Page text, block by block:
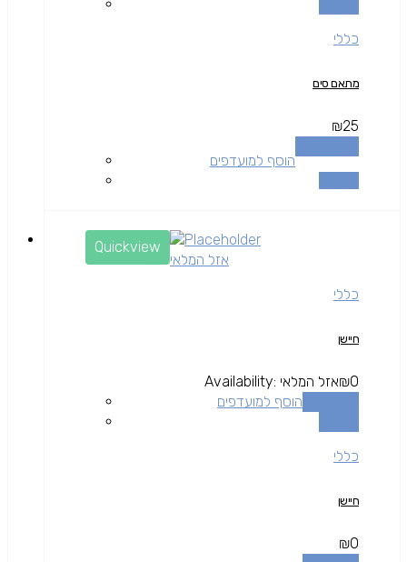
כללי
מתאם סים
₪25
הוסף למועדפים
Quickview
אזל המלאי
כללי
חיישן
₪0
Availability: אזל המלאי
הוסף למועדפים
כללי
חיישן
₪0